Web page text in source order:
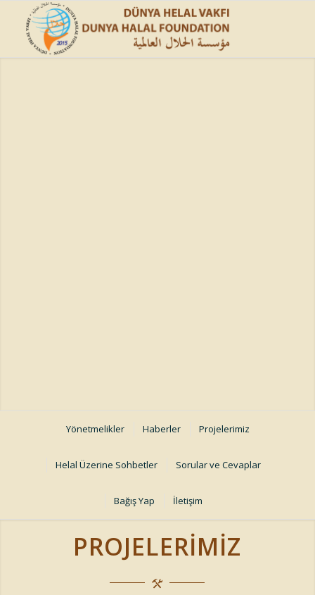
Yönetmelikler Haberler Projelerimiz
Helal Üzerine Sohbetler Sorular ve Cevaplar
Bağış Yap İletişim
PROJELERIMIZ